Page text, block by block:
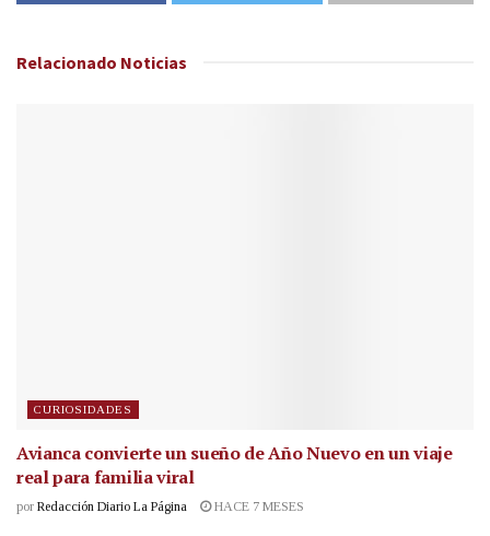
Relacionado Noticias
CURIOSIDADES
Avianca convierte un sueño de Año Nuevo en un viaje
real para familia viral
por Redacción Diario La Página HACE 7 MESES